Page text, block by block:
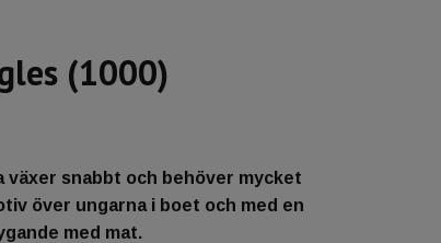
(1000)
växer snabbt och behöver mycket
över ungarna i boet och med en
med mat.